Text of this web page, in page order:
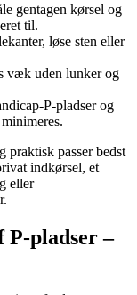
gentagen kørsel og
til.
løse sten eller
væk uden lunker og
P-pladser og
praktisk passer bedst
indkørsel, et
eller
pladser –